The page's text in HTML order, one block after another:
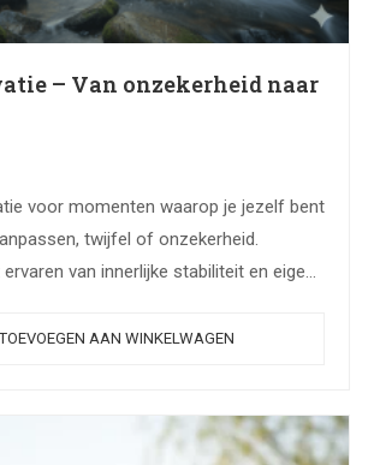
– Van onzekerheid naar
voor momenten waarop je jezelf bent
twijfel of onzekerheid.
van innerlijke stabiliteit en eigen
AAN WINKELWAGEN